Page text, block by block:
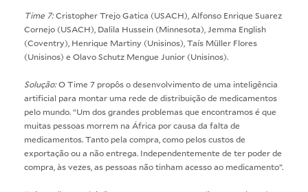
Time 7:Cristopher Trejo Gatica (USACH), Alfonso Enrique Suarez
Cornejo (USACH), Dalila Hussein (Minnesota), Jemma English
(Coventry), Henrique Martiny (Unisinos), Taís Müller Flores
(Unisinos) e Olavo Schutz Mengue Junior (Unisinos).
Solução:O Time 7 propôs o desenvolvimento de uma inteligência
artificial para montar uma rede de distribuição de medicamentos
pelo mundo. “Um dos grandes problemas que encontramos é que
muitas pessoas morrem na África por causa da falta de
medicamentos. Tanto pela compra, como pelos custos de
exportação ou a não entrega. Independentemente de ter poder de
compra, às vezes, as pessoas não tinham acesso ao medicamento”.